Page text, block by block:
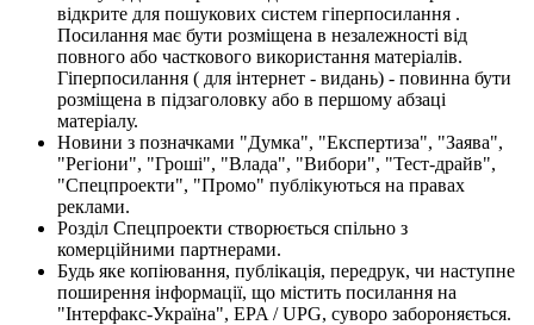
відкрите для пошукових систем гіперпосилання .
Посилання має бути розміщена в незалежності від
повного або часткового використання матеріалів.
Гіперпосилання ( для інтернет - видань) - повинна бути
розміщена в підзаголовку або в першому абзаці
матеріалу.
Новини з позначками "Думка", "Експертиза", "Заява",
"Регіони", "Гроші", "Влада", "Вибори", "Тест-драйв",
"Спецпроекти", "Промо" публікуються на правах
реклами.
Розділ Спецпроекти створюється спільно з
комерційними партнерами.
Будь яке копіювання, публікація, передрук, чи наступне
поширення інформації, що містить посилання на
"Інтерфакс-Україна", EPA / UPG, суворо забороняється.